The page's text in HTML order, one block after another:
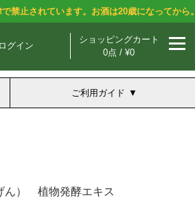
禁止されています。お酒は20歳になってから。
ログイン
ショッピングカート
0点 / ¥0
ご利用ガイド
ん） 植物発酵エキス